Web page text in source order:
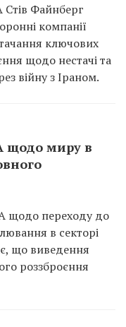
Файнберг
компанії
ключових
щодо нестачі та
війну з Іраном.
щодо миру в
щодо переходу до
в секторі
що виведення
роззброєння